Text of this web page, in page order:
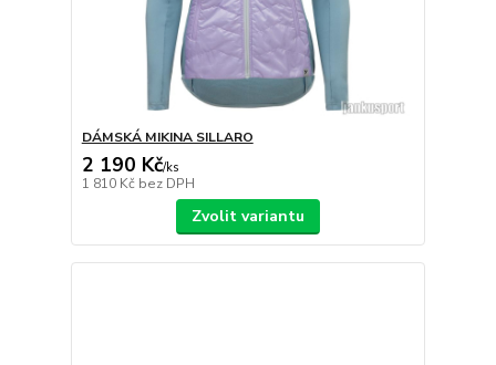
DÁMSKÁ MIKINA SILLARO
2 190 Kč/ks
1 810 Kč bez DPH
Zvolit variantu